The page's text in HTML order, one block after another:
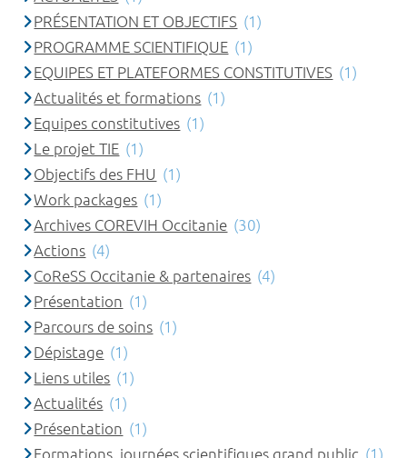
PRÉSENTATION ET OBJECTIFS (1)
PROGRAMME SCIENTIFIQUE (1)
EQUIPES ET PLATEFORMES CONSTITUTIVES (1)
Actualités et formations (1)
Equipes constitutives (1)
Le projet TIE (1)
Objectifs des FHU (1)
Work packages (1)
Archives COREVIH Occitanie (30)
Actions (4)
CoReSS Occitanie & partenaires (4)
Présentation (1)
Parcours de soins (1)
Dépistage (1)
Liens utiles (1)
Actualités (1)
Présentation (1)
Formations, journées scientifiques grand public (1)